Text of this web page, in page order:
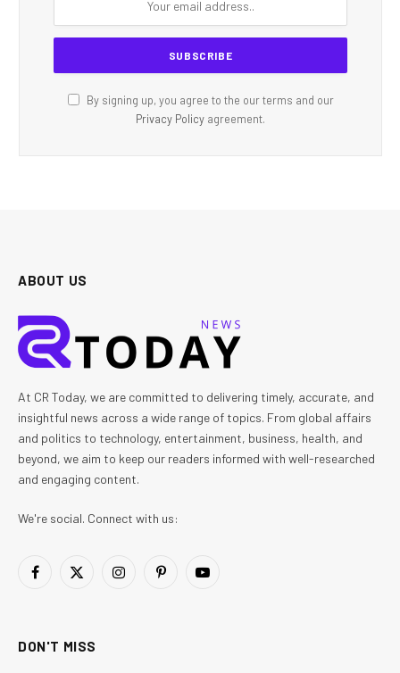
By signing up, you agree to the our terms and our
Privacy Policy agreement.
ABOUT US
At CR Today, we are committed to delivering timely, accurate, and
insightful news across a wide range of topics. From global affairs
and politics to technology, entertainment, business, health, and
beyond, we aim to keep our readers informed with well-researched
and engaging content.
We're social. Connect with us:
Facebook
X
InstagramPinterestYouTube
DON'T MISS